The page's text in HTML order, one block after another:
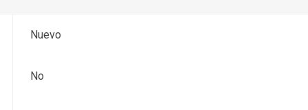
Nuevo
No